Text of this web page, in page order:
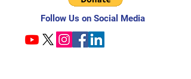
Follow Us on Social Media